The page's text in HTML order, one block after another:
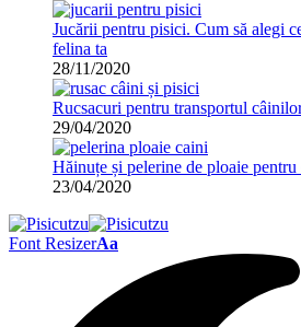
Jucării pentru pisici. Cum să alegi
felina ta
28/11/2020
Rucsacuri pentru transportul
29/04/2020
Hăinuțe și pelerine de ploaie pentru
23/04/2020
Font ResizerAa